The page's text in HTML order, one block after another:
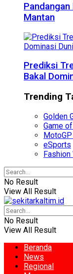
Mantan
Prediksi
Bakal
Trending
Golden
Game
eSports
Fashion
No Result
View All Result
No Result
View All Result
Beranda
News
Regional